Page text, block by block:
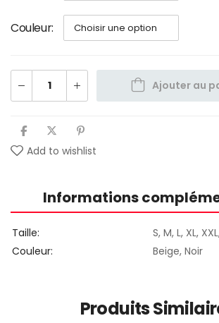
Couleur
Ajouter au
Add to wishlist
Informations
Taille
S, M, L, XL,
Couleur
Beige, Noir
Produits